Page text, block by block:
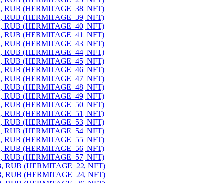
RUB (HERMITAGE_38, NFT)
RUB (HERMITAGE_39, NFT)
RUB (HERMITAGE_40, NFT)
RUB (HERMITAGE_41, NFT)
RUB (HERMITAGE_43, NFT)
RUB (HERMITAGE_44, NFT)
RUB (HERMITAGE_45, NFT)
RUB (HERMITAGE_46, NFT)
RUB (HERMITAGE_47, NFT)
RUB (HERMITAGE_48, NFT)
RUB (HERMITAGE_49, NFT)
RUB (HERMITAGE_50, NFT)
RUB (HERMITAGE_51, NFT)
RUB (HERMITAGE_53, NFT)
RUB (HERMITAGE_54, NFT)
RUB (HERMITAGE_55, NFT)
RUB (HERMITAGE_56, NFT)
RUB (HERMITAGE_57, NFT)
RUB (HERMITAGE_22, NFT)
RUB (HERMITAGE_24, NFT)